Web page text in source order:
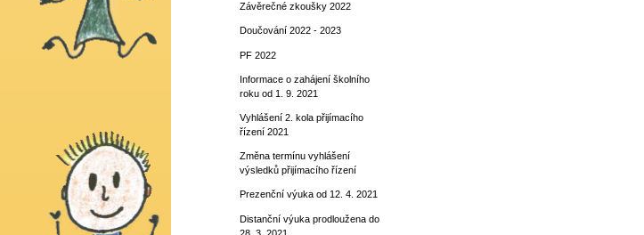
Závěrečné zkoušky 2022
Doučování 2022 - 2023
PF 2022
Informace o zahájení školního
roku od 1. 9. 2021
Vyhlášení 2. kola přijímacího
řízení 2021
Změna termínu vyhlášení
výsledků přijímacího řízení
Prezenční výuka od 12. 4. 2021
Distanční výuka prodloužena do
28. 3. 2021